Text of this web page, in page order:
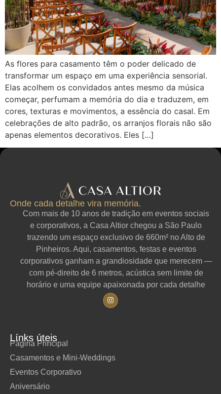
As flores para casamento têm o poder delicado de
transformar um espaço em uma experiência sensorial.
Elas acolhem os convidados antes mesmo da música
começar, perfumam a memória do dia e traduzem, em
cores, texturas e movimentos, a essência do casal. Em
celebrações de alto padrão, os arranjos florais não são
apenas elementos decorativos. Eles […]
Onde cada detalhe vira memória.
Com mais de 10 anos de tradição em eventos sociais
e corporativos, a Casa Altior chegou a São Paulo
trazendo um espaço exclusivo de 660m² no Alto de
Pinheiros. Aqui, casamentos, festas e eventos
corporativos ganham a grandiosidade que merecem —
com pé-direito de 6 metros, acústica sem limite de
horário e uma equipe apaixonada por cada detalhe
Línks úteis
Página Principal
Casamentos e Mini-Weddings
Eventos Corporativo
Aniversário